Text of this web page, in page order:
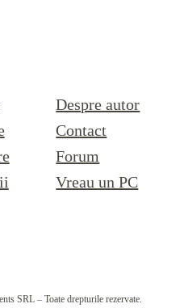
Despre autor
Contact
Forum
Vreau un PC
SRL – Toate drepturile rezervate.